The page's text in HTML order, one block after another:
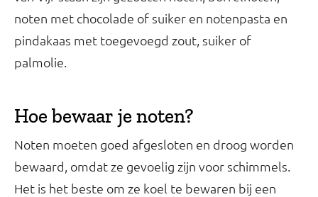
noten met chocolade of suiker en notenpasta en
pindakaas met toegevoegd zout, suiker of
palmolie.
Hoe bewaar je noten?
Noten moeten goed afgesloten en droog worden
bewaard, omdat ze gevoelig zijn voor schimmels.
Het is het beste om ze koel te bewaren bij een